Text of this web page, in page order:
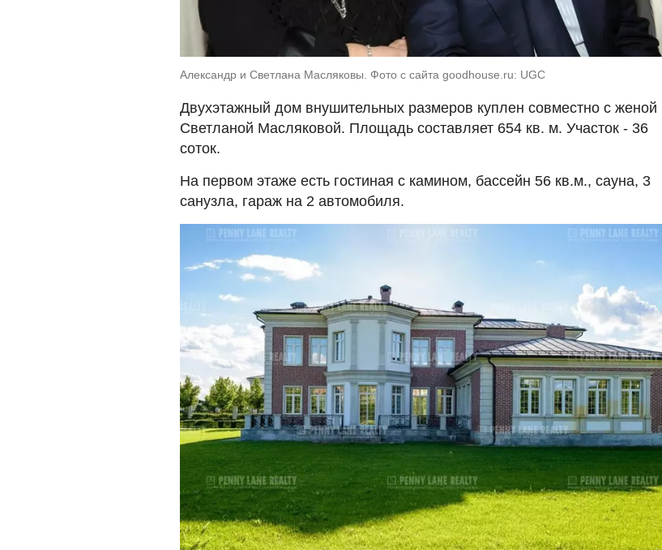
Александр и Светлана Масляковы. Фото с сайта goodhouse.ru: UGC
Двухэтажный дом внушительных размеров куплен совместно с женой
Светланой Масляковой. Площадь составляет 654 кв. м. Участок - 36
соток.
На первом этаже есть гостиная с камином, бассейн 56 кв.м., сауна, 3
санузла, гараж на 2 автомобиля.